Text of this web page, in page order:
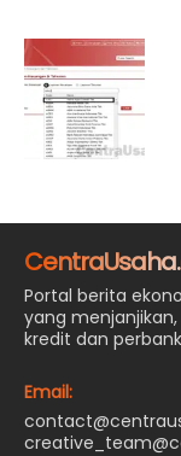
Portal berita
yang
kredit dan
Email: